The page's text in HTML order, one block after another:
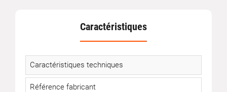
Caractéristiques
Caractéristiques techniques
Référence fabricant